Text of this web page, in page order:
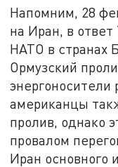
Напомним, 28
на Иран, в ответ
НАТО в странах
Ормузский
энергоносители
американцы
пролив, однако
провалом
Иран основного